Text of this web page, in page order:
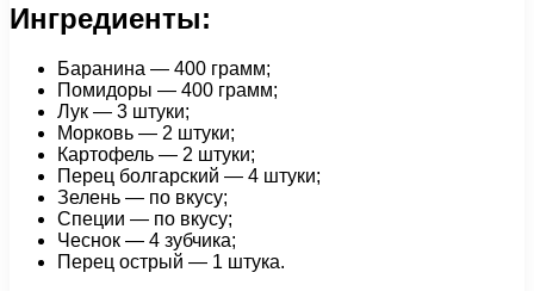
Ингредиенты:
Баранина — 400 грамм;
Помидоры — 400 грамм;
Лук — 3 штуки;
Морковь — 2 штуки;
Картофель — 2 штуки;
Перец болгарский — 4 штуки;
Зелень — по вкусу;
Специи — по вкусу;
Чеснок — 4 зубчика;
Перец острый — 1 штука.